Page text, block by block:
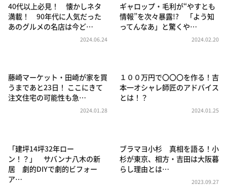
朝だ！生です旅サラダ
教えて！ニュースライブ 正義のミカタ
ポツンと一軒家
ザキ山小屋本館
40代以上必見！ 懐かしネタ
満載！ 90年代に人気だった
あのグルメの名店は今ど…
2024.06.24
ギャロップ・毛利が“やすとも
情報”を次々暴露!? 「よう知
ってんなあ」と驚くや…
2024.02.20
藤崎マーケット・田崎が家を買
うまであと23日！ ここにきて
注文住宅の可能性も急…
2024.01.28
１００万円で〇〇〇を作る！吉
本一オシャレ師匠のアドバイス
とは！？
2024.01.25
「建坪14坪32年ロー
ン！？」 サバンナ八木の新
居 劇的DIYで劇的ビフォー
ア…
ブラマヨ小杉 真相を語る！小
杉が東京、相方・吉田は大阪暮
らし理由とは…
2023.09.27